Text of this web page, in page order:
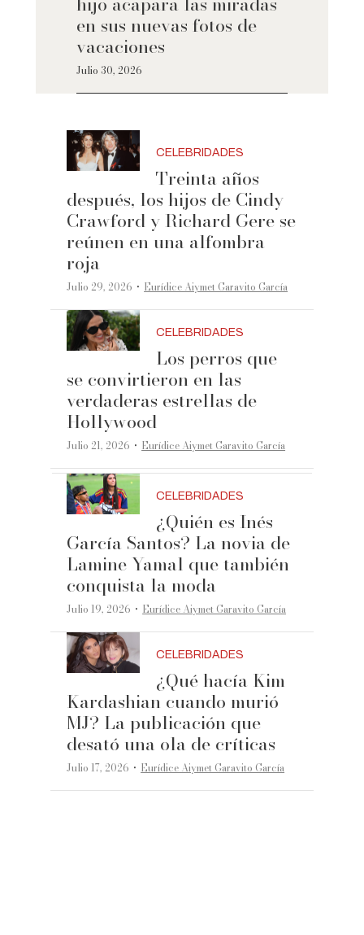
en sus nuevas fotos de
vacaciones
Julio 30, 2026
CELEBRIDADES
Treinta años
después, los hijos de Cindy
Crawford y Richard Gere se
reúnen en una alfombra
roja
Julio 29, 2026 ·Eurídice Aiymet Garavito García
CELEBRIDADES
Los perros que
se convirtieron en las
verdaderas estrellas de
Hollywood
Julio 21, 2026 ·Eurídice Aiymet Garavito García
CELEBRIDADES
¿Quién es Inés
García Santos? La novia de
Lamine Yamal que también
conquista la moda
Julio 19, 2026 ·Eurídice Aiymet Garavito García
CELEBRIDADES
¿Qué hacía Kim
Kardashian cuando murió
MJ? La publicación que
desató una ola de críticas
Julio 17, 2026 ·Eurídice Aiymet Garavito García